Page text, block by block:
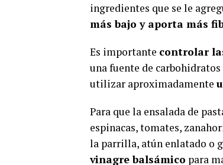
ingredientes que se le
más bajo y aporta más
Es importante controlar
una fuente de
utilizar aproximadamente
Para que la ensalada de
espinacas, tomates,
la parrilla, atún enlatado o
vinagre balsámico para